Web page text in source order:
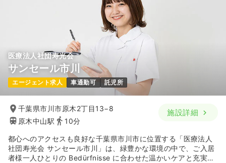
医療法人社団寿光会
サンセール市川
エージェント求人 車通勤可 託児所
千葉県市川市原木2丁目13−8
原木中山駅
10分
施設詳細
都心へのアクセスも良好な千葉県市川市に位置する「医療法人
社団寿光会 サンセール市川」は、緑豊かな環境の中で、ご入居
者様一人ひとりの Bedürfnisse に合わせた温かいケアと充実し